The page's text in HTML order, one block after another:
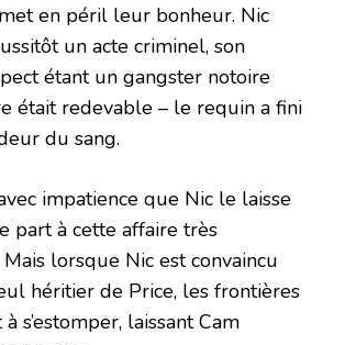
en péril leur bonheur. Nic
un acte criminel, son
étant un gangster notoire
était redevable – le requin a fini
du sang.
impatience que Nic le laisse
part à cette affaire très
lorsque Nic est convaincu
héritier de Price, les frontières
s’estomper, laissant Cam